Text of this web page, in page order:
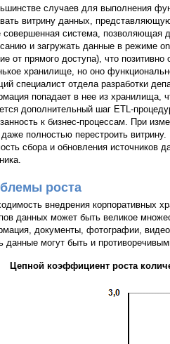
случаев для выполнения
витрину данных,
совершенная система, позволяющая
и загружать данные в режиме
от прямого доступа), что
хранилище, но оно
специалист отдела разработки
попадает в нее из хранилища,
дополнительный шаг ETL-
к бизнес-процессам. При
полностью перестроить
сбора и обновления источников
роста
внедрения корпоративных
данных может быть великое
документы, фотографии,
данные могут быть и
Цепной коэффициент роста